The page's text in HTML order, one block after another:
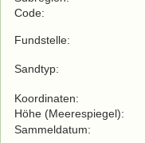
Code:
Fundstelle:
Sandtyp:
Koordinaten:
Höhe (Meerespiegel):
Sammeldatum: